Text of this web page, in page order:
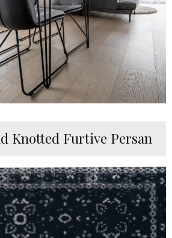
Knotted Furtive Persan